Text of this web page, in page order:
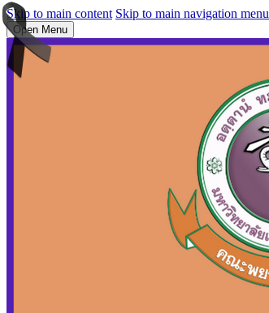
Skip to main content Skip to main navigation menu
Open Menu